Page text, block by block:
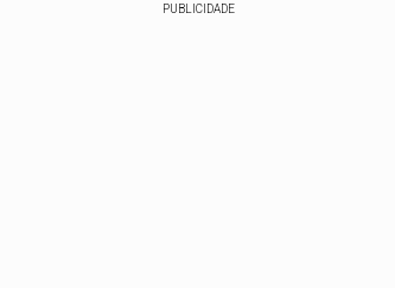
PUBLICIDADE